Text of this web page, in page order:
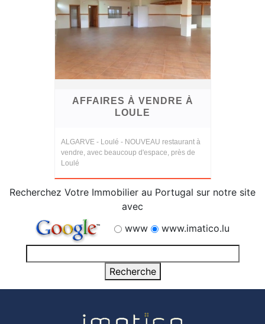
AFFAIRES À VENDRE À
LOULE
ALGARVE - Loulé - NOUVEAU restaurant à
vendre, avec beaucoup d'espace, près de
Loulé
Recherchez Votre Immobilier au Portugal sur notre site
avec
www
www.imatico.lu